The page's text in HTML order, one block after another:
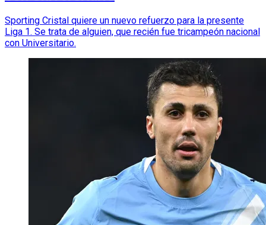
Sporting Cristal quiere un nuevo refuerzo para la presente
Liga 1. Se trata de alguien, que recién fue tricampeón nacional
con Universitario.